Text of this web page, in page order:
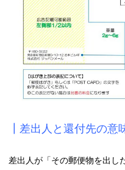
┃差出人と還付先の意
差出人が「その郵便物を出し